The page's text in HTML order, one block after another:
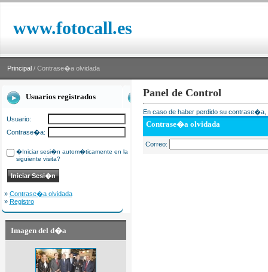
www.fotocall.es
Principal / Contrase�a olvidada
Usuarios registrados
Usuario:
Contrase�a:
�Iniciar sesi�n autom�ticamente en la
siguiente visita?
» Contrase�a olvidada
» Registro
Imagen del d�a
Panel de Control
En caso de haber perdido su
Contrase�a olvidada
Correo: